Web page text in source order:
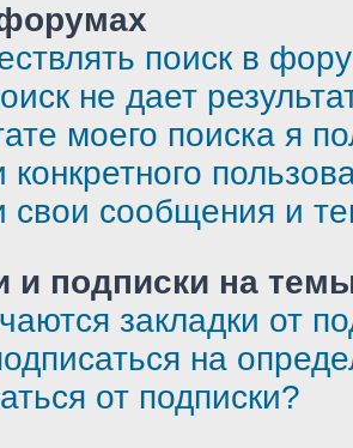
поиск в
не дает
моего поиска я
конкретного
свои сообщения и
и подписки на
закладки от
на
от подписки?